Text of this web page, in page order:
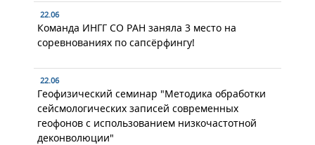
22.06
Команда ИНГГ СО РАН заняла 3 место на
соревнованиях по сапсёрфингу!
22.06
Геофизический семинар "Методика обработки
сейсмологических записей современных
геофонов с использованием низкочастотной
деконволюции"